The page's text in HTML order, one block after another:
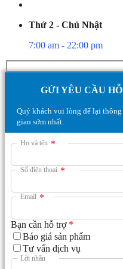
Thứ 2 - Chủ Nhật
7:00 am - 22:00 pm
GỬI YÊU CẦU
Quý khách vui lòng để lại
gian sớm nhất.
Họ và tên *
Số điện thoại *
Email *
Bạn cần hỗ trợ *
Báo giá sản phẩm
Tư vấn dịch vụ
Lời nhắn